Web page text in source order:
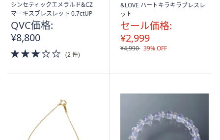
シンセティックエメラルド&CZ
マーキスブレスレット 0.7ctUP
QVC価格:
¥8,800
3.0
of
(2 件)
&LOVE ハートキラキラブレスレ
ット
セール価格:
¥2,999
¥4,990 39% OFF